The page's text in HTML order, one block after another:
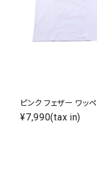
ピンク フェザー ワッ
¥7,990(tax in)